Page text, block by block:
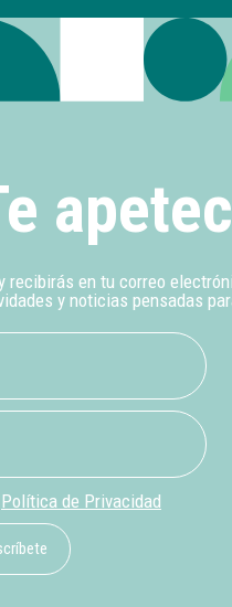
en tu correo
y noticias pensadas
Política de Privacidad